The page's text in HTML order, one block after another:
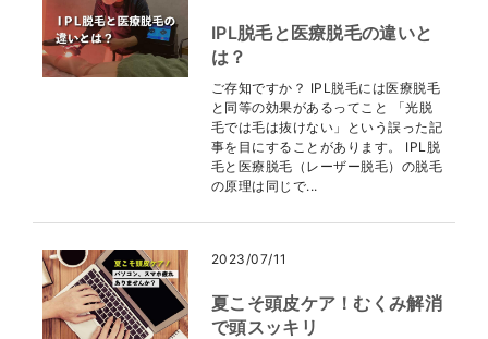
IPL脱毛と医療脱毛の違いと
は？
ご存知ですか？ IPL脱毛には医療脱毛
と同等の効果があるってこと 「光脱
毛では毛は抜けない」という誤った記
事を目にすることがあります。 IPL脱
毛と医療脱毛（レーザー脱毛）の脱毛
の原理は同じで...
2023/07/11
夏こそ頭皮ケア！むくみ解消
で頭スッキリ